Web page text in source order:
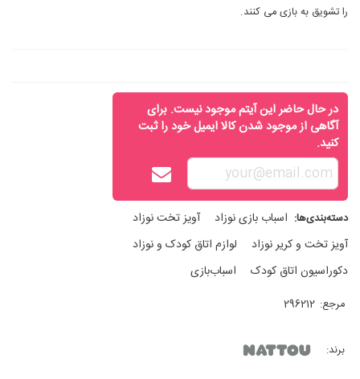
را تشویق به بازی می کنند.
در حال حاضر این آیتم موجود نیست. برای
آگاهی از موجود شدن کالا ایمیل خود را ثبت
کنید.
دسته‌بندی‌ها: اسباب‌ بازی نوزاد
آويز تخت نوزاد
آویز تخت و کریر نوزاد
لوازم اتاق کودک و نوزاد
دکوراسیون اتاق کودک
اسباب‌بازی
مرجع: 296212
برند: